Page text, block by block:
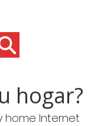
hogar?
home Internet